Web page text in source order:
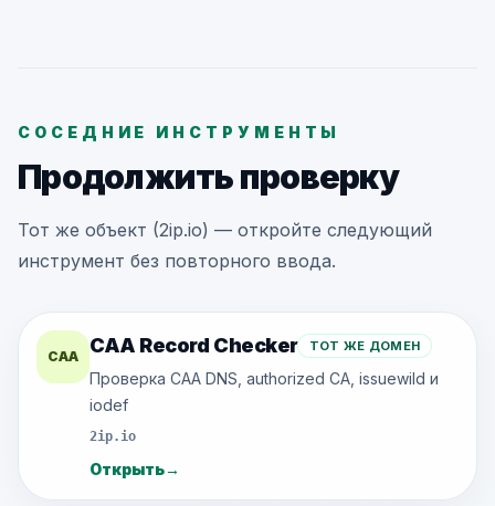
СОСЕДНИЕ ИНСТРУМЕНТЫ
Продолжить проверку
Тот же объект (2ip.io) — откройте следующий
инструмент без повторного ввода.
CAA CAA Record Checker ТОТ ЖЕ ДОМЕН
Проверка CAA DNS, authorized CA, issuewild и
iodef
2ip.io
Открыть→